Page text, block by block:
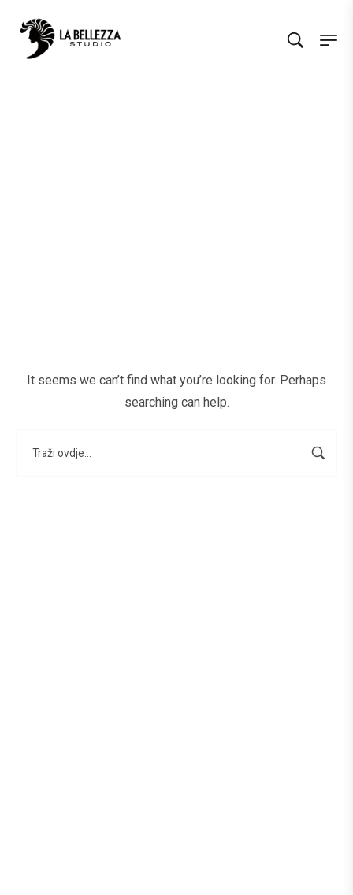
It seems we can’t find what you’re looking for. Perhaps
searching can help.